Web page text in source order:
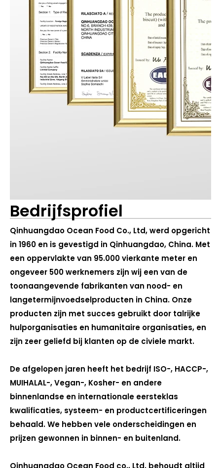
Bedrijfsprofiel
Qinhuangdao Ocean Food Co., Ltd, werd opgericht
in 1960 en is gevestigd in Qinhuangdao, China. Met
een oppervlakte van 95.000 vierkante meter en
ongeveer 500 werknemers zijn wij een van de
toonaangevende fabrikanten van nood- en
langetermijnvoedselproducten in China. Onze
producten zijn met succes gebruikt door talrijke
hulporganisaties en humanitaire organisaties, en
zijn zeer geliefd bij klanten op de civiele markt.
De afgelopen jaren heeft het bedrijf ISO-, HACCP-,
MUIHALAL-, Vegan-, Kosher- en andere
binnenlandse en internationale eersteklas
kwalificaties, systeem- en productcertificeringen
behaald. We hebben vele onderscheidingen en
prijzen gewonnen in binnen- en buitenland.
Qinhuangdao Ocean Food co., Ltd. behoudt altijd